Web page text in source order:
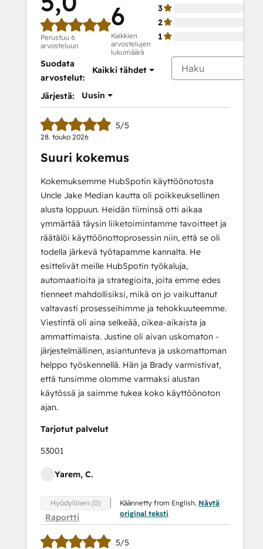
Perustuu 6
arvosteluun
6
Kaikkien
arvostelujen
lukumäärä
3
2
1
Suodata
arvostelut:
Kaikki tähdet
Järjestä: Uusin
5/5
28. touko 2026
Suuri kokemus
Kokemuksemme HubSpotin käyttöönotosta
Uncle Jake Median kautta oli poikkeuksellinen
alusta loppuun. Heidän tiiminsä otti aikaa
ymmärtää täysin liiketoimintamme tavoitteet ja
räätälöi käyttöönottoprosessin niin, että se oli
todella järkevä työtapamme kannalta. He
esittelivät meille HubSpotin työkaluja,
automaatioita ja strategioita, joita emme edes
tienneet mahdollisiksi, mikä on jo vaikuttanut
valtavasti prosesseihimme ja tehokkuuteemme.
Viestintä oli aina selkeää, oikea-aikaista ja
ammattimaista. Justine oli aivan uskomaton -
järjestelmällinen, asiantunteva ja uskomattoman
helppo työskennellä. Hän ja Brady varmistivat,
että tunsimme olomme varmaksi alustan
käytössä ja saimme tukea koko käyttöönoton
ajan.
Tarjotut palvelut
53001
Yarem, C.
Hyödyllinen (0)
Raportti
Käännetty from English. Näytä
original teksti
5/5